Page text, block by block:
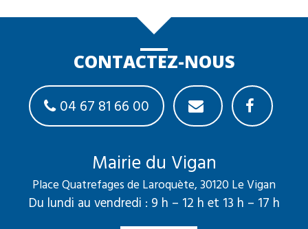
CONTACTEZ-NOUS
04 67 81 66 00
Mairie du Vigan
Place Quatrefages de Laroquète, 30120 Le Vigan
Du lundi au vendredi : 9 h – 12 h et 13 h – 17 h